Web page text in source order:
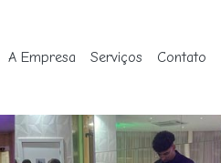
A Empresa Serviços Contato